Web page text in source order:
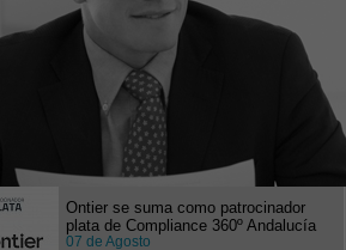
Ontier se suma como patrocinador
plata de Compliance 360º Andalucía
07 de Agosto